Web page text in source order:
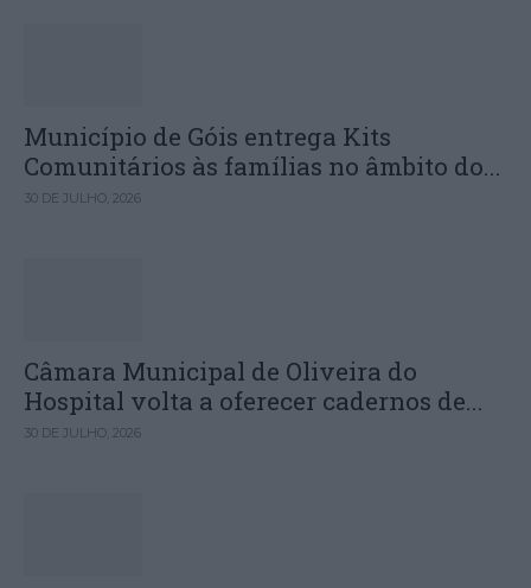
Município de Góis entrega Kits
Comunitários às famílias no âmbito do...
30 DE JULHO, 2026
Câmara Municipal de Oliveira do
Hospital volta a oferecer cadernos de...
30 DE JULHO, 2026